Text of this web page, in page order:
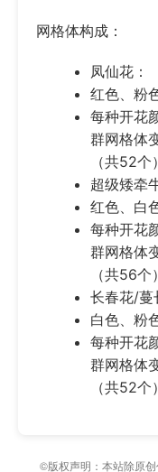
网格体构成：
凤仙花：
红色、粉
每种开花
群网格体
（共52个）
超级矮牵
红色、白
每种开花
群网格体
（共56个）
长春花/蔓
白色、粉
每种开花
群网格体
（共52个）
©版权声明：本站除原创